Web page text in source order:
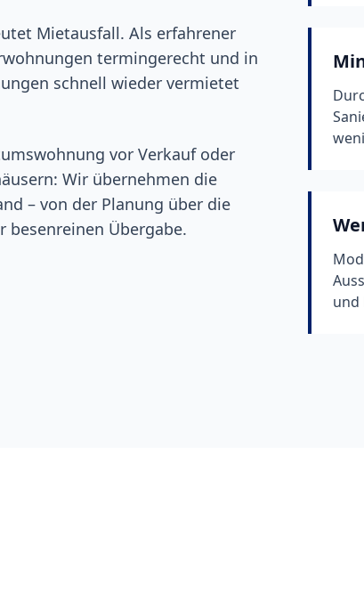
Mietausfall. Als erfahrener
termingerecht und in
schnell wieder vermietet
vor Verkauf oder
Wir übernehmen die
– von der Planung über die
besenreinen Übergabe.
und